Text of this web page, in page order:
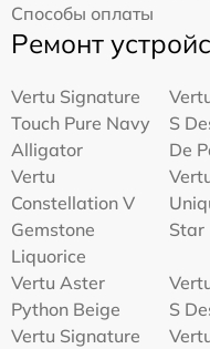
Способы оплаты
Ремонт
Vertu Signature
Touch Pure Navy
Alligator
S
De
Vertu
Constellation V
Gemstone
Liquorice
Star
Vertu Aster
Python Beige
S
Vertu Signature